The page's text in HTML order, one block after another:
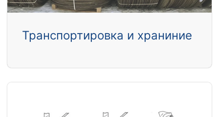
Транспортировка и храниние